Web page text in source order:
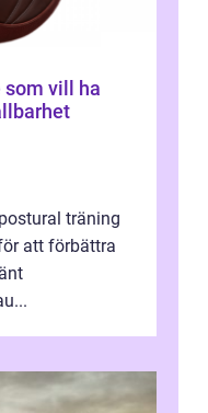
träning
att förbättra